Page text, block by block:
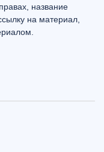
название
на материал,